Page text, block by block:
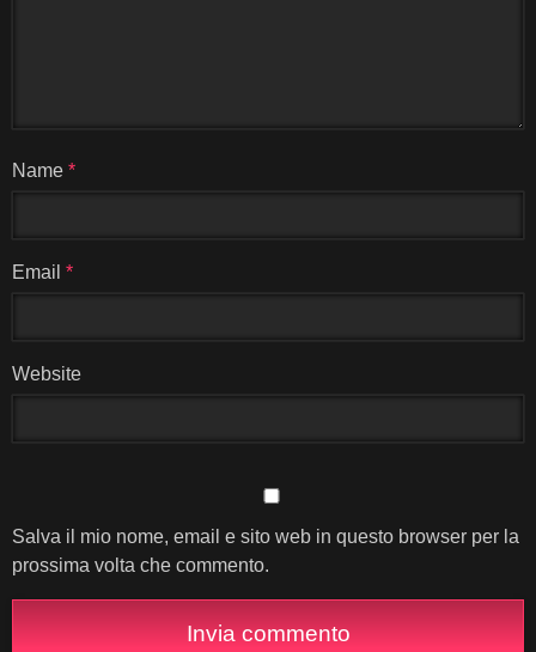
Name *
Email *
Website
Salva il mio nome, email e sito web in questo browser per la
prossima volta che commento.